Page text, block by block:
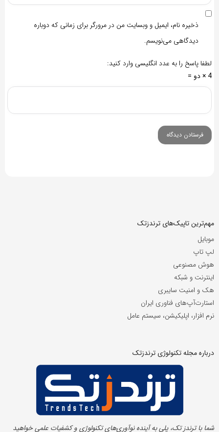
ذخیره نام، ایمیل و وبسایت من در مرورگر برای زمانی که دوباره
دیدگاهی می‌نویسم.
لطفا پاسخ را به عدد انگلیسی وارد کنید:
4 × دو =
مهم‌ترین تاپیک‌های ترندزتک
موبایل
لپ تاپ
هوش مصنوعی
اینترنت و شبکه
هک و امنیت سایبری
استارت‌آپ‌های فناوری ایران
نرم افزار، اپلیکیشن، سیستم عامل
درباره مجله تکنولوژی ترندزتک
شما با ترندز تک، پلی به آینده‌ نوآوری‌های تکنولوژی و کشفیات علمی خواهید